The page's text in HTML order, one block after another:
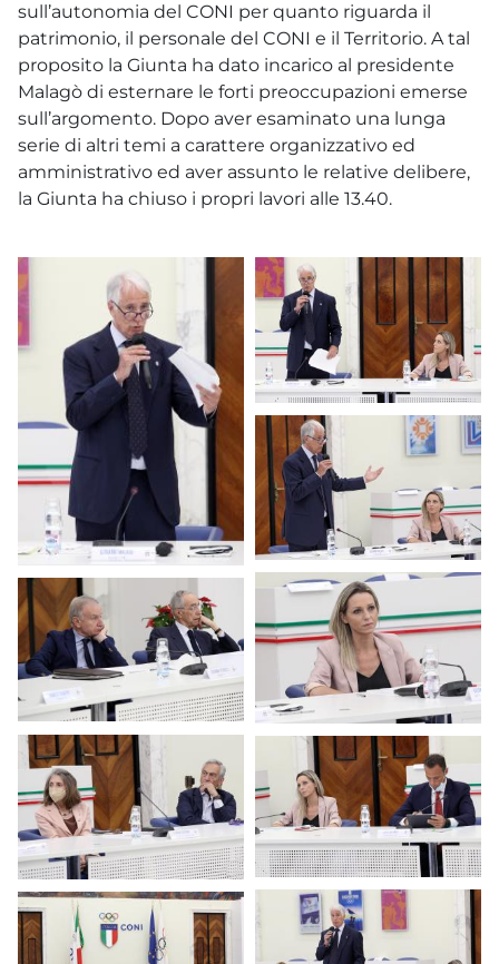
sull’autonomia del CONI per quanto riguarda il
patrimonio, il personale del CONI e il Territorio. A tal
proposito la Giunta ha dato incarico al presidente
Malagò di esternare le forti preoccupazioni emerse
sull’argomento. Dopo aver esaminato una lunga
serie di altri temi a carattere organizzativo ed
amministrativo ed aver assunto le relative delibere,
la Giunta ha chiuso i propri lavori alle 13.40.